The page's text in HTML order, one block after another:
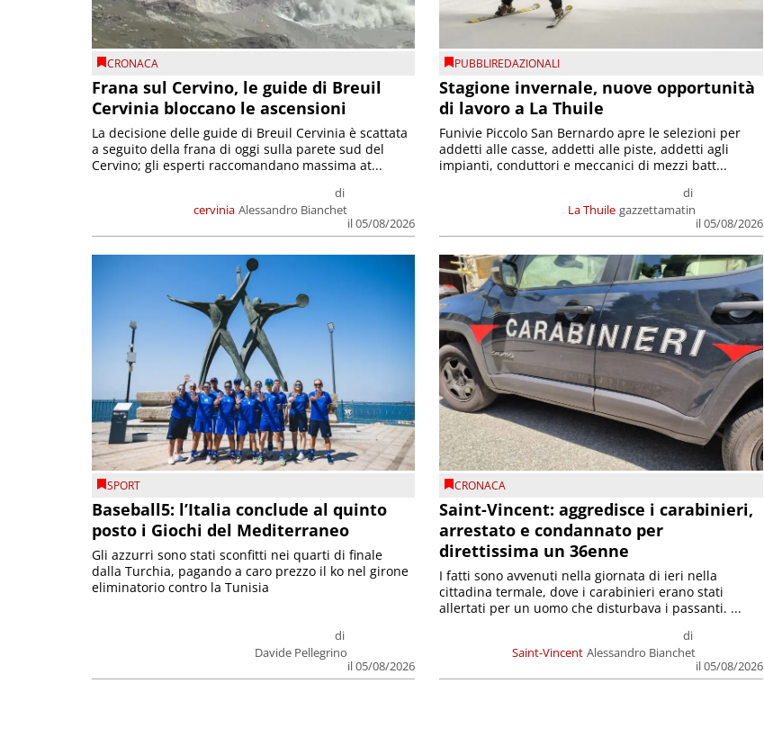
CRONACA
Frana sul Cervino, le guide di Breuil
Cervinia bloccano le ascensioni
cervinia
di
Alessandro Bianchet
il 05/08/2026
La decisione delle guide di Breuil Cervinia è scattata
a seguito della frana di oggi sulla parete sud del
Cervino; gli esperti raccomandano massima at...
PUBBLIREDAZIONALI
Stagione invernale, nuove opportunità
di lavoro a La Thuile
La Thuile
di
gazzettamatin
il 05/08/2026
Funivie Piccolo San Bernardo apre le selezioni per
addetti alle casse, addetti alle piste, addetti agli
impianti, conduttori e meccanici di mezzi batt...
SPORT
Baseball5: l’Italia conclude al quinto
posto i Giochi del Mediterraneo
di
Davide Pellegrino
il 05/08/2026
Gli azzurri sono stati sconfitti nei quarti di finale
dalla Turchia, pagando a caro prezzo il ko nel girone
eliminatorio contro la Tunisia
CRONACA
Saint-Vincent: aggredisce i carabinieri,
arrestato e condannato per
direttissima un 36enne
Saint-Vincent
di
Alessandro Bianchet
il 05/08/2026
I fatti sono avvenuti nella giornata di ieri nella
cittadina termale, dove i carabinieri erano stati
allertati per un uomo che disturbava i passanti. ...